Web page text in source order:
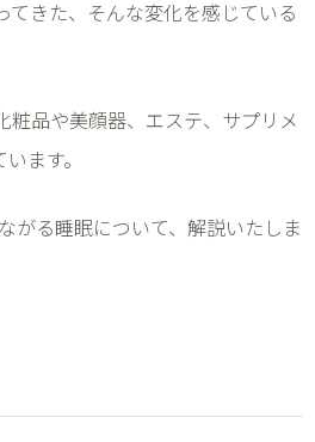
きた、そんな変化を感じている
品や美顔器、エステ、サプリメ
ます。
がる睡眠について、解説いたしま